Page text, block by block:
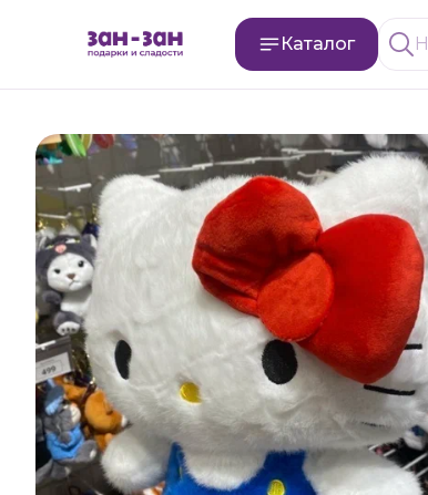
Каталог